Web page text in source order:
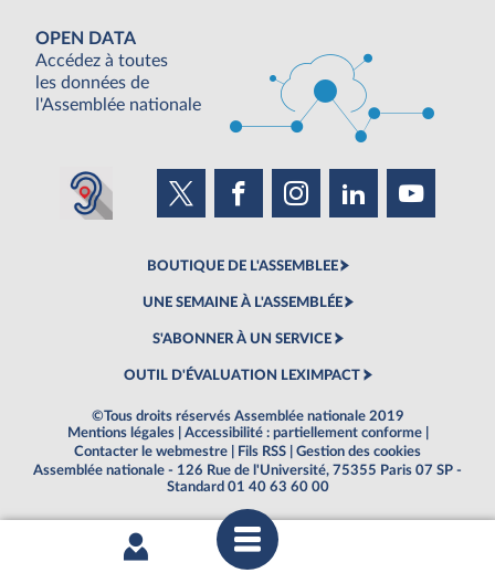
OPEN DATA
Accédez à toutes
les données de
l'Assemblée nationale
BOUTIQUE DE L'ASSEMBLEE
UNE SEMAINE À L'ASSEMBLÉE
S'ABONNER À UN SERVICE
OUTIL D'ÉVALUATION LEXIMPACT
©Tous droits réservés Assemblée nationale 2019
Mentions légales
Accessibilité : partiellement conforme
Contacter le webmestre
Fils RSS
Gestion des cookies
Assemblée nationale - 126 Rue de l'Université, 75355 Paris 07 SP -
Standard 01 40 63 60 00